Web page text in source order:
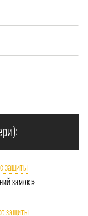
защиты
замок »
защиты